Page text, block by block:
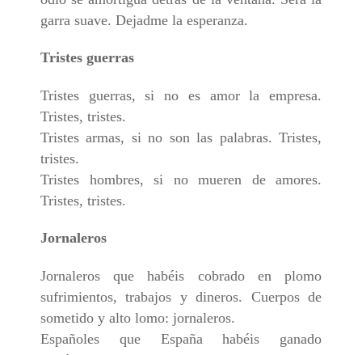
garra suave. Dejadme la esperanza.
Tristes guerras
Tristes guerras, si no es amor la empresa.
Tristes, tristes.
Tristes armas, si no son las palabras. Tristes,
tristes.
Tristes hombres, si no mueren de amores.
Tristes, tristes.
Jornaleros
Jornaleros que habéis cobrado en plomo
sufrimientos, trabajos y dineros. Cuerpos de
sometido y alto lomo: jornaleros.
Españoles que España habéis ganado